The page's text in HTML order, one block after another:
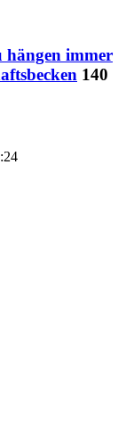
hängen immer
140